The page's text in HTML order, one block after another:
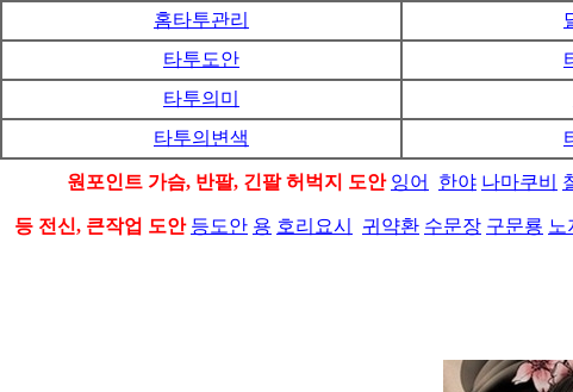
홈타투관리
타투도안
타투의미
타투의변색
원포인트 가슴, 반팔, 긴팔 허벅지 도안 잉어 한야 나마쿠비
등 전신, 큰작업 도안 등도안 용 호리요시 귀약환 수문장 구문룡 노